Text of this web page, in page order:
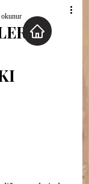
okunur